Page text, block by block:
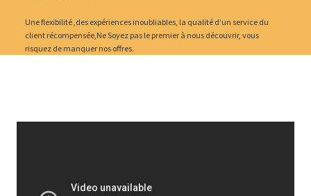
Une flexibilité ,des expériences inoubliables, la qualité d’un service du
client récompensée,Ne Soyez pas le premier à nous découvrir, vous
risquez de manquer nos offres.